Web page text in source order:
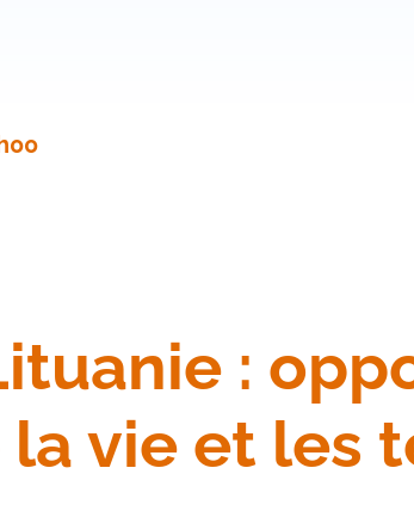
:
vie et les